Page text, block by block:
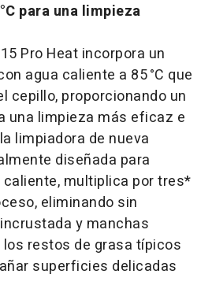
para una limpieza
Pro Heat incorpora un
agua caliente a 85 °C que
cepillo, proporcionando un
una limpieza más eficaz e
limpiadora de nueva
diseñada para
multiplica por tres*
eliminando sin
y manchas
restos de grasa típicos
superficies delicadas